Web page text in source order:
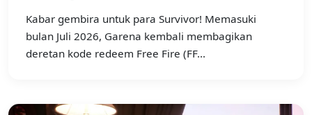
Kabar gembira untuk para Survivor! Memasuki
bulan Juli 2026, Garena kembali membagikan
deretan kode redeem Free Fire (FF...